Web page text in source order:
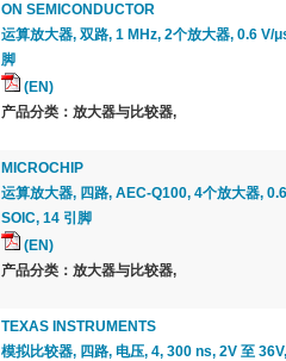
ON SEMICONDUCTOR
运算放大器, 双路, 1 MHz, 2个放大器, 0.6 V/
脚
(EN)
产品分类：放大器与比较器,
MICROCHIP
运算放大器, 四路, AEC-Q100, 4个放大器,
SOIC, 14 引脚
(EN)
产品分类：放大器与比较器,
TEXAS INSTRUMENTS
模拟比较器, 四路, 电压, 4, 300 ns, 2V 至